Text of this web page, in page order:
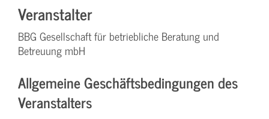
Veranstalter
BBG Gesellschaft für betriebliche Beratung und
Betreuung mbH
Allgemeine Geschäftsbedingungen des
Veranstalters